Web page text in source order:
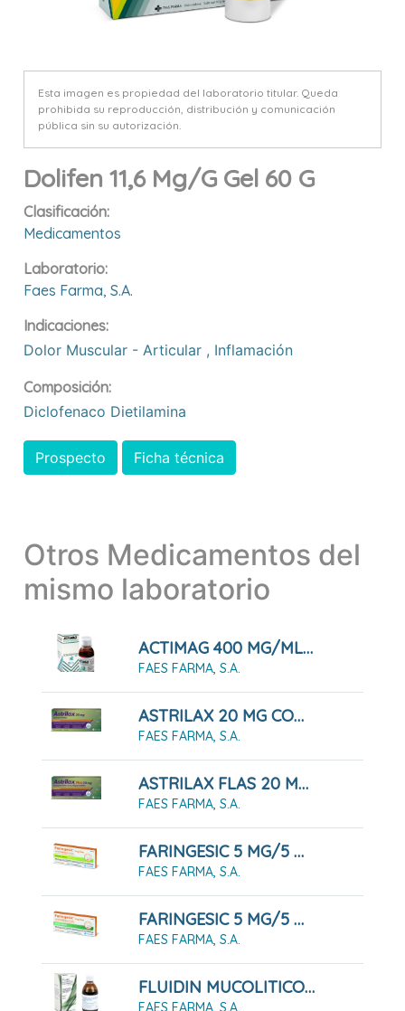
Esta imagen es propiedad del laboratorio titular. Queda
prohibida su reproducción, distribución y comunicación
pública sin su autorización.
Dolifen 11,6 Mg/g Gel 60 G
Clasificación:
Medicamentos
Laboratorio:
Faes Farma, S.a.
Indicaciones:
Dolor Muscular - Articular , Inflamación
Composición:
Diclofenaco Dietilamina
Prospecto Ficha técnica
Otros Medicamentos del
mismo laboratorio
ACTIMAG 400 MG/ML SOLUCIÓN 100 ML
FAES FARMA, S.A.
ASTRILAX 20 MG COMPRIMIDOS, 20 COMPRIMIDOS
FAES FARMA, S.A.
ASTRILAX FLAS 20 MG COMPRIMIDOS BUCODISPERSABLES, 20 COMPRIMIDOS
FAES FARMA, S.A.
FARINGESIC 5 MG/5 MG COMPRIMIDOS PARA CHUPAR SABOR LIMÓN, 20 COMPRIMIDOS
FAES FARMA, S.A.
FARINGESIC 5 MG/5 MG COMPRIMIDOS PARA CHUPAR SABOR MENTA, 20 COMPRIMIDOS
FAES FARMA, S.A.
FLUIDIN MUCOLITICO, FRASCO DE 200 ML
FAES FARMA, S.A.